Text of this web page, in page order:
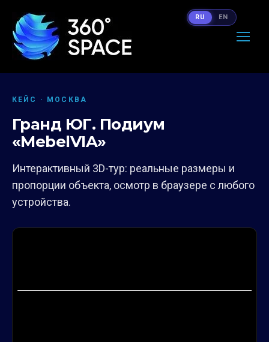
КЕЙС · МОСКВА
Гранд ЮГ. Подиум
«MebelVIA»
Интерактивный 3D-тур: реальные размеры и
пропорции объекта, осмотр в браузере с любого
устройства.
RU EN